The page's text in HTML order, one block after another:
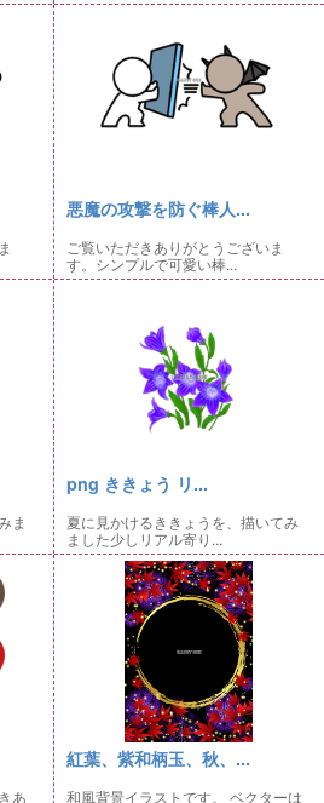
悪魔の攻撃を防ぐ棒人...
ご覧いただきありがとうございま
す。シンプルで可愛い棒...
ま
png ききょう リ...
夏に見かけるききょうを、描いてみ
ました少しリアル寄り...
あ
紅葉、紫和柄玉、秋、...
和風背景イラストです。 ベクターは